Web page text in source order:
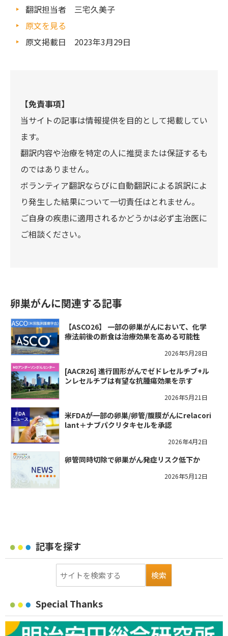
翻訳担当者 三宅久美子
原文を見る
原文掲載日 2023年3月29日
【免責事項】
当サイトの記事は情報提供を目的として掲載してい
ます。
翻訳内容や治療を特定の人に推奨または保証するも
のではありません。
ボランティア翻訳ならびに自動翻訳による誤訳によ
り発生した結果について一切責任はとれません。
ご自身の疾患に適用されるかどうかは必ず主治医に
ご相談ください。
卵巣がんに関連する記事
【ASCO26】 一部の卵巣がんにおいて、化学
療法前後の断食は治療効果を高める可能性
2026年5月28日
[AACR26] 進行固形がんでゼドレセルチブ+ル
ンレセルチブは有望な抗腫瘍効果を示す
2026年5月21日
米FDAが一部の卵巣/卵管/腹膜がんにrelacori
lant＋ナブパクリタキセルを承認
2026年4月2日
卵管同時切除で卵巣がん発症リスク低下か
2026年5月12日
記事を探す
Special Thanks